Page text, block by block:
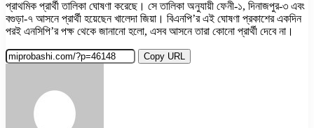
প্রাথমিক প্রার্থী তালিকা ঘোষণা করেছে। সে তালিকা অনুযায়ী ফেনী-১, দিনাজপুর-৩ এবং
বগুড়া-৭ আসনে প্রার্থী হয়েছেন খালেদা জিয়া। বিএনপি’র এই ঘোষণা প্রকাশের একদিন
পরই এনসিপি’র পক্ষ থেকে জানানো হলো, এসব আসনে তারা কোনো প্রার্থী দেবে না।
Copy URL